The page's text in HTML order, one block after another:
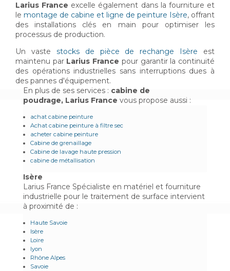
Larius France excelle également dans la fourniture et
le montage de cabine et ligne de peinture Isère, offrant
des installations clés en main pour optimiser les
processus de production.
Un vaste stocks de pièce de rechange Isère est
maintenu par Larius France pour garantir la continuité
des opérations industrielles sans interruptions dues à
des pannes d'équipement.
En plus de ses services : cabine de
poudrage, Larius France vous propose aussi :
achat cabine peinture
Achat cabine peinture à filtre sec
acheter cabine peinture
Cabine de grenaillage
Cabine de lavage haute pression
cabine de métallisation
Isère
Larius France Spécialiste en matériel et fourniture
industrielle pour le traitement de surface intervient
à proximité de :
Haute Savoie
Isère
Loire
lyon
Rhône Alpes
Savoie